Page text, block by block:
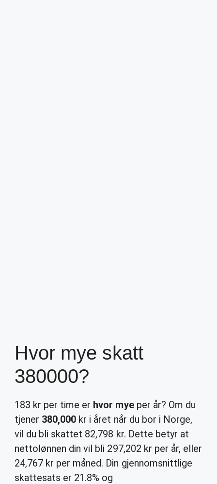
Hvor mye skatt
380000?
183 kr per time er hvor myeper år? Om du
tjener 380,000 kr i året når du bor i Norge,
vil du bli skattet 82,798 kr. Dette betyr at
nettolønnen din vil bli 297,202 kr per år, eller
24,767 kr per måned. Din gjennomsnittlige
skattesats er 21.8% og